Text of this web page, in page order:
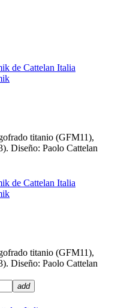
titanio (GFM11),
Diseño: Paolo Cattelan
titanio (GFM11),
Diseño: Paolo Cattelan
add